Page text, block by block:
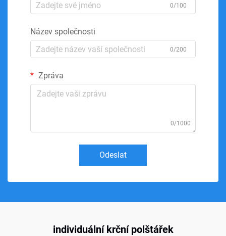
0/100
Název společnosti
0/200
Zpráva
0/1000
Odeslat
individuální krční polštářek